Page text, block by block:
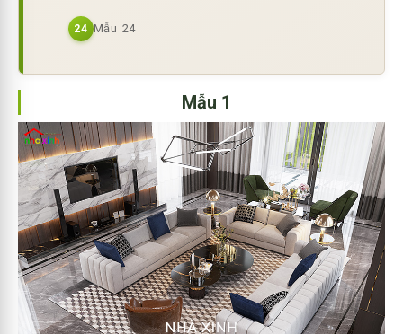
24 Mẫu 24
Mẫu 1